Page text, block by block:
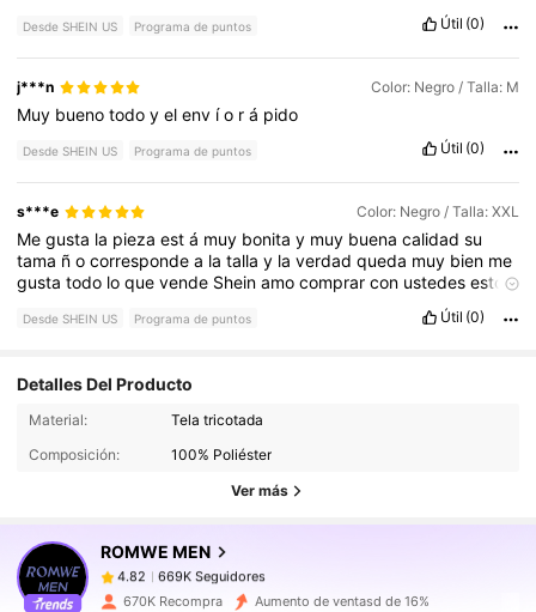
Desde SHEIN US Programa de puntos Útil (0)
j***n Color: Negro / Talla: M
Muy buenotodoyelenv ío rá pido
Desde SHEIN US Programa de puntos Útil (0)
s***e Color: Negro / Talla: XXL
Megusta la piezaestá muy bonitay muy buenacalidadsu
tama ñocorrespondea latallay laverdadqueda muy bien me
gustatodo loquevende Sheinamocomprarcon ustedesestoy
mientras
puedagracias
Desde SHEIN US Programa de puntos Útil (0)
Detalles Del Producto
Material:
Tela tricotada
Composición:
100% Poliéster
Ver más
ROMWE MEN
669K Seguidores
4.82
669K Seguidores
b***epagóHace 6 horas
670K Recompra Aumento de ventasd de 16%